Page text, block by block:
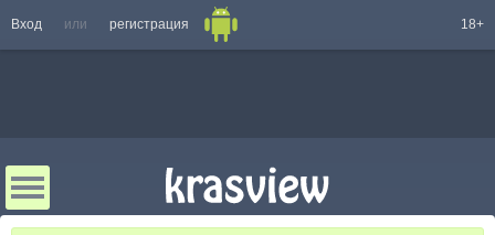
Вход или регистрация 18+